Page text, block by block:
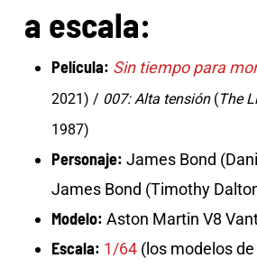
a escala:
Película: Sin tiempo para
2021) / 007: Alta tensión(The
1987)
Personaje: James Bond
James Bond (Timothy
Modelo: Aston Martin V8
Escala: 1/64(los modelos de